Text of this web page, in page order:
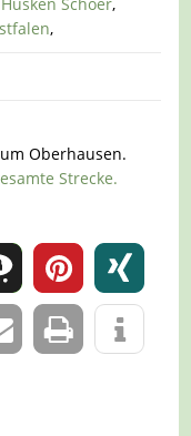
,
Oberhausen.
Strecke.
0